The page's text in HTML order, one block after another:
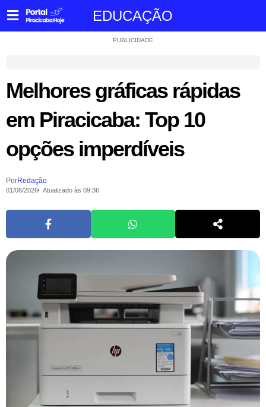
EDUCAÇÃO
PUBLICIDADE
Melhores gráficas rápidas
em Piracicaba: Top 10
opções imperdíveis
PorRedação
01/06/2026 Atualizado às 09:36